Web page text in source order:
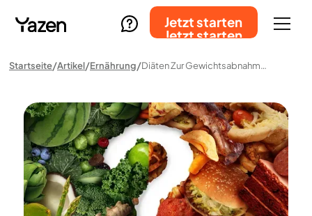
Jetzt starten
Jetzt starten
Startseite Artikel Ernährung Diäten Zur Gewichtsabnahme – Welche Wirken Am Besten Und Liefern Nachhaltige Ergebnisse?